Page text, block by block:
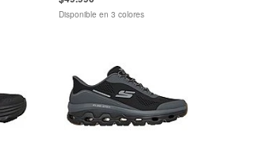
Disponible en 3 colores